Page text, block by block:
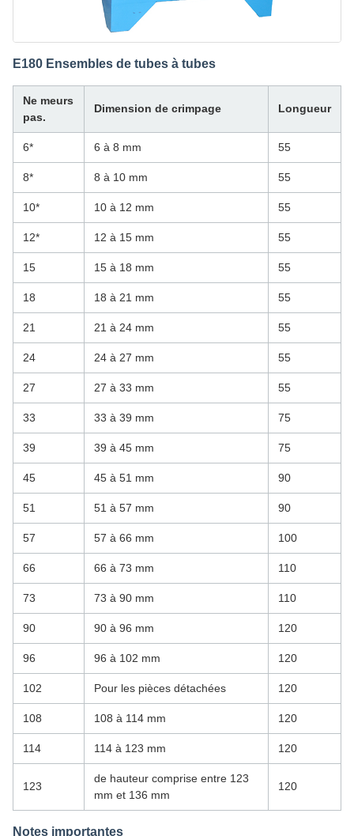
E180 Ensembles de tubes à tubes
Ne meurs
pas.
Dimension de crimpage Longueur
6* 6 à 8 mm 55
8* 8 à 10 mm 55
10* 10 à 12 mm 55
12* 12 à 15 mm 55
15 15 à 18 mm 55
18 18 à 21 mm 55
21 21 à 24 mm 55
24 24 à 27 mm 55
27 27 à 33 mm 55
33 33 à 39 mm 75
39 39 à 45 mm 75
45 45 à 51 mm 90
51 51 à 57 mm 90
57 57 à 66 mm 100
66 66 à 73 mm 110
73 73 à 90 mm 110
90 90 à 96 mm 120
96 96 à 102 mm 120
102 Pour les pièces détachées 120
108 108 à 114 mm 120
114 114 à 123 mm 120
123
de hauteur comprise entre 123
mm et 136 mm
120
Notes importantes